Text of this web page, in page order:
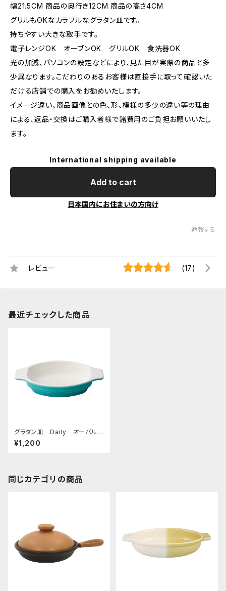
幅21.5CM 商品の奥行き12CM 商品の高さ4CM
グリルもOKなカラフルなグラタン皿です。
持ちやすい大きな取手です。
電子レンジOK オーブンOK グリルOK 食洗器OK
光の加減、パソコンの設定などにより、見た目が実際の商品と多
少異なります。こだわりのあるお客様は直接手に取って確認いた
だける店舗での購入をお勧めいたします。
イメージ違い、商品画像との色、形、模様の多少の違い等の理由
による、返品・交換はご購入者様で諸費用のご負担お願いいたし
ます。
International shipping available
Add to cart
日本国内にお住まいの方向け
通報する
レビュー (17)
最近チェックした商品
グラタン皿 Daily オーバルベ
イクディッシュ グリーン
¥1,200
同じカテゴリの商品